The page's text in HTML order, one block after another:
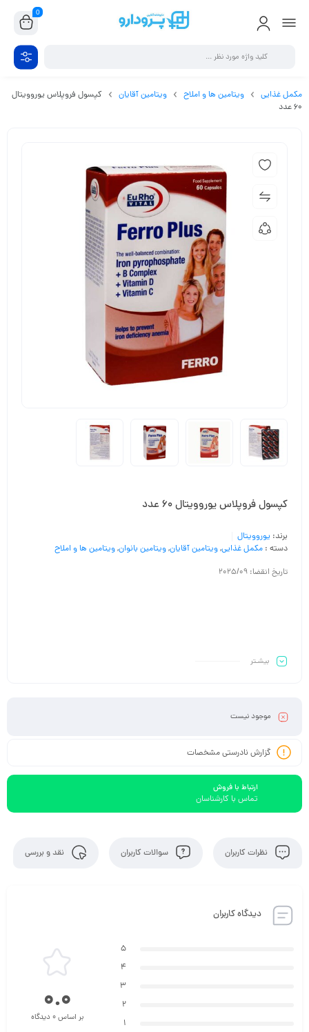
0
مکمل غذایی ویتامین ها و املاح ویتامین آقایان
کپسول فروپلاس یوروویتال
60 عدد
کپسول فروپلاس یوروویتال 60 عدد
برند: یوروویتال
دسته : مکمل غذایی,ویتامین آقایان,ویتامین بانوان,ویتامین ها و املاح
تاریخ انقضا: 2025/09
بیشـتر
موجود نیست
گزارش نادرستی مشخصات
ارتباط با فروش
تماس با کارشناسان
نظرات کاربران سوالات کاربران نقد و بررسی
دیدگاه کاربران
5
4
3
2
1
0.0
بر اساس 0 دیدگاه